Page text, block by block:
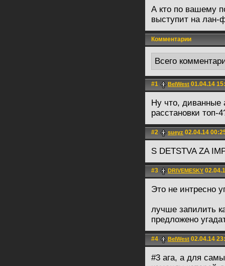
А кто по вашему
выступит на лан-
Комментарии
Всего
#1 BelWest 01.04.14
Ну что, диванные
расстановки топ-
#2 sueyz 02.04.14
S DETSTVA ZA
#3 DRIVEMESKY
Это не интресно
лучше запилить
предложено
#4 BelWest 02.04.14
#3 ага, а для